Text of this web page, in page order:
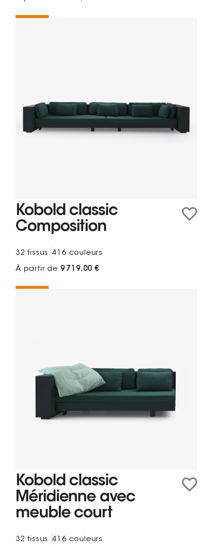
Kobold classic
Composition
32 tissus 416 couleurs
À partir de 9 719,00 €
Kobold classic
Méridienne avec
meuble court
32 tissus 416 couleurs